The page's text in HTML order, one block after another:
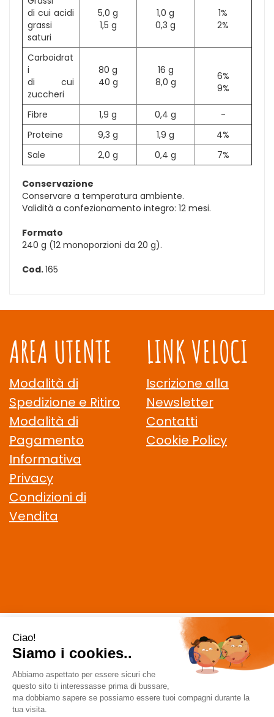
di cui acidi
grassi
saturi
5,0 g
1,5 g
1,0 g
0,3 g
1%
2%
Carboidrat
i
di cui
zuccheri
80 g
40 g
16 g
8,0 g
6%
9%
Fibre 1,9 g 0,4 g
-
Proteine
9,3 g 1,9 g
4%
Sale
2,0 g 0,4 g 7%
Conservazione
Conservare a temperatura ambiente.
Validità a confezionamento integro: 12 mesi.
Formato
240 g (12 monoporzioni da 20 g).
Cod.165
AREA UTENTE
Modalità di
Spedizione e Ritiro
Modalità di
Pagamento
Informativa
Privacy
Condizioni di
Vendita
LINK VELOCI
Iscrizione alla
Newsletter
Contatti
Cookie Policy
CELIACHIAMO.COM SRL
- VIA DELLA MAGLIANA, 183 00146
Roma (RM)
staff @ celiachiamo.com
| Tel.: 065506174| P.Iva:
10901621002 | Numero R.E.A.: 1212664